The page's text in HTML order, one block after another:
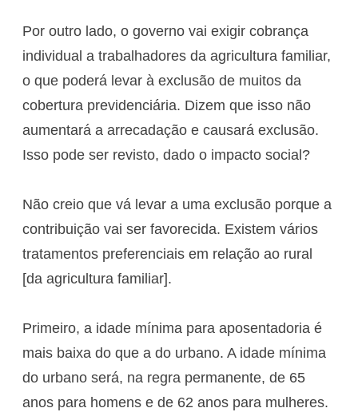
Por outro lado, o governo vai exigir cobrança
individual a trabalhadores da agricultura familiar,
o que poderá levar à exclusão de muitos da
cobertura previdenciária. Dizem que isso não
aumentará a arrecadação e causará exclusão.
Isso pode ser revisto, dado o impacto social?
Não creio que vá levar a uma exclusão porque a
contribuição vai ser favorecida. Existem vários
tratamentos preferenciais em relação ao rural
[da agricultura familiar].
Primeiro, a idade mínima para aposentadoria é
mais baixa do que a do urbano. A idade mínima
do urbano será, na regra permanente, de 65
anos para homens e de 62 anos para mulheres.